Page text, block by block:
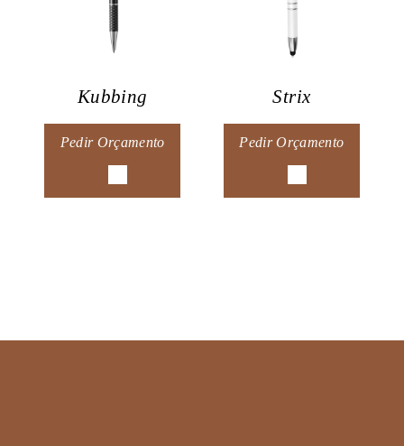
Kubbing
Pedir Orçamento
Strix
Pedir Orçamento